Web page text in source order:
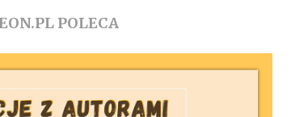
POLECA